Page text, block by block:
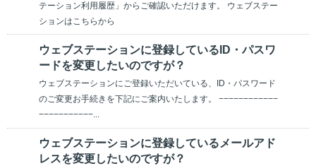
テーション利用履歴」からご確認いただけます。 ウェブステー
ションはこちらから
ウェブステーションに登録しているID・パスワ
ードを変更したいのですが？
ウェブステーションにご登録いただいている、ID・パスワード
のご変更お手続きを下記にご案内いたします。 −−−−−−−−−−−−
−−−−−−−−−−−...
ウェブステーションに登録しているメールアド
レスを変更したいのですが？